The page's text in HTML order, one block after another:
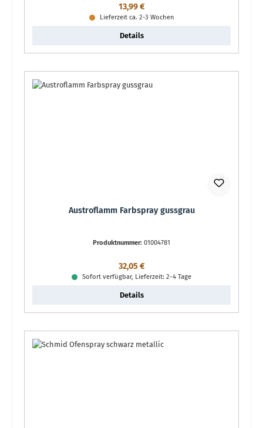
Regulärer Preis:
13,99 €
Lieferzeit ca. 2-3 Wochen
Details
Austroflamm Farbspray gussgrau
Produktnummer: 01004781
Regulärer Preis:
32,05 €
Sofort verfügbar, Lieferzeit: 2-4 Tage
Details